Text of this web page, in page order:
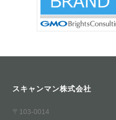
スキャンマン株式会社
〒103-0014